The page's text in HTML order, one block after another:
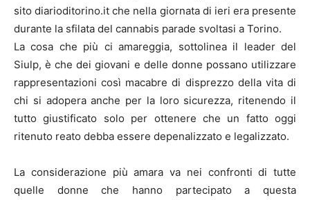
sito diarioditorino.it che nella giornata di ieri era presente
durante la sfilata del cannabis parade svoltasi a Torino.
La cosa che più ci amareggia, sottolinea il leader del
Siulp, è che dei giovani e delle donne possano utilizzare
rappresentazioni così macabre di disprezzo della vita di
chi si adopera anche per la loro sicurezza, ritenendo il
tutto giustificato solo per ottenere che un fatto oggi
ritenuto reato debba essere depenalizzato e legalizzato.
La considerazione più amara va nei confronti di tutte
quelle donne che hanno partecipato a questa